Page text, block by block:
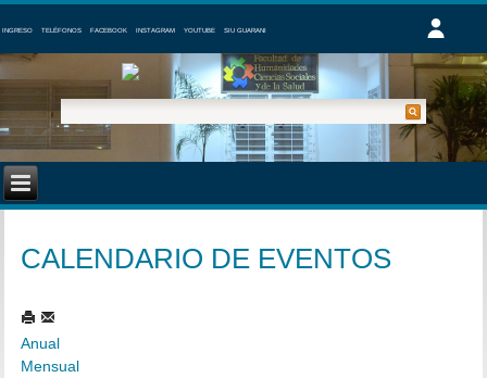
INGRESO TELÉFONOS FACEBOOK INSTAGRAM YOUTUBE SIU GUARANI
CALENDARIO DE EVENTOS
Anual
Mensual